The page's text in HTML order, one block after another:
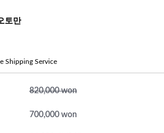
토만
Shipping Service
820,000 won
700,000 won